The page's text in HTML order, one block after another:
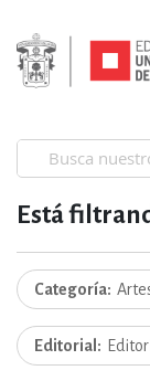
Está
Categoría
Editorial